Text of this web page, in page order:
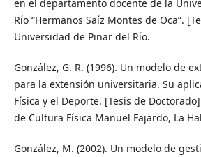
en el departamento docente de la
Río “Hermanos Saíz Montes de Oca”.
Universidad de Pinar del Río.
González, G. R. (1996). Un modelo de
para la extensión universitaria. Su
Física y el Deporte. [Tesis de
de Cultura Física Manuel Fajardo, La
González, M. (2002). Un modelo de